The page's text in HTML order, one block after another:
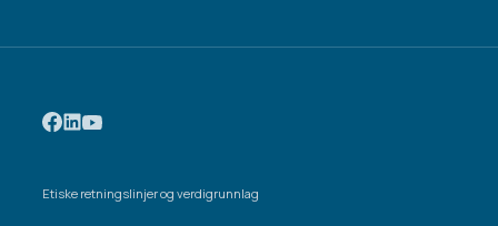
Etiske retningslinjer og verdigrunnlag